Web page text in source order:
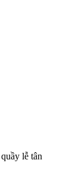
lễ tân